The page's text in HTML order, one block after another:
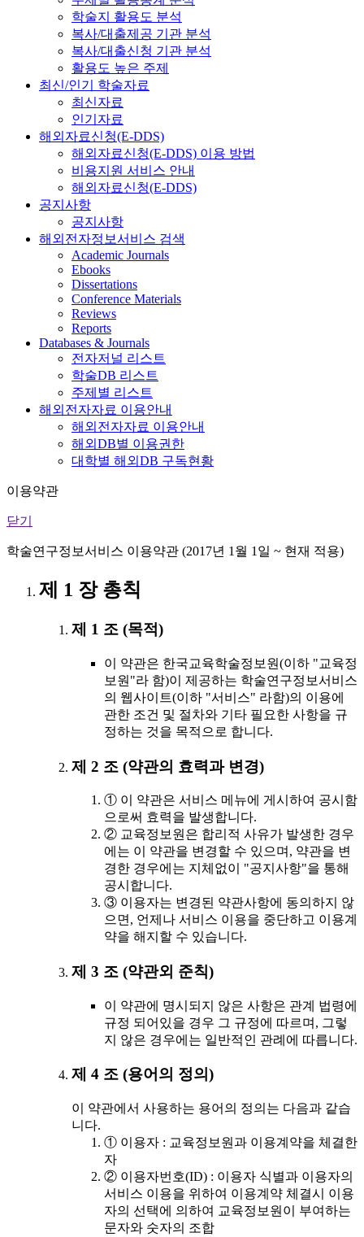
학술지 활용도 분석
복사/대출제공 기관 분석
복사/대출신청 기관 분석
활용도 높은 주제
최신/인기 학술자료
최신자료
인기자료
해외자료신청(E-DDS)
해외자료신청(E-DDS) 이용 방법
비용지원 서비스 안내
해외자료신청(E-DDS)
공지사항
공지사항
해외전자정보서비스 검색
Academic Journals
Ebooks
Dissertations
Conference Materials
Reviews
Reports
Databases & Journals
전자저널 리스트
학술DB 리스트
주제별 리스트
해외전자자료 이용안내
해외전자자료 이용안내
해외DB별 이용권한
대학별 해외DB 구독현황
이용약관
닫기
학술연구정보서비스 이용약관 (2017년 1월 1일 ~ 현재 적용)
제 1 장 총칙
제 1 조 (목적)
이 약관은 한국교육학술정보원(이하 "교육정
보원"라 함)이 제공하는 학술연구정보서비스
의 웹사이트(이하 "서비스" 라함)의 이용에
관한 조건 및 절차와 기타 필요한 사항을 규
정하는 것을 목적으로 합니다.
제 2 조 (약관의 효력과 변경)
① 이 약관은 서비스 메뉴에 게시하여 공시함
으로써 효력을 발생합니다.
② 교육정보원은 합리적 사유가 발생한 경우
에는 이 약관을 변경할 수 있으며, 약관을 변
경한 경우에는 지체없이 "공지사항"을 통해
공시합니다.
③ 이용자는 변경된 약관사항에 동의하지 않
으면, 언제나 서비스 이용을 중단하고 이용계
약을 해지할 수 있습니다.
제 3 조 (약관외 준칙)
이 약관에 명시되지 않은 사항은 관계 법령에
규정 되어있을 경우 그 규정에 따르며, 그렇
지 않은 경우에는 일반적인 관례에 따릅니다.
제 4 조 (용어의 정의)
이 약관에서 사용하는 용어의 정의는 다음과 같습
니다.
① 이용자 : 교육정보원과 이용계약을 체결한
자
② 이용자번호(ID) : 이용자 식별과 이용자의
서비스 이용을 위하여 이용계약 체결시 이용
자의 선택에 의하여 교육정보원이 부여하는
문자와 숫자의 조합